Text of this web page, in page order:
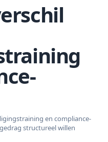
en compliance-
structureel willen